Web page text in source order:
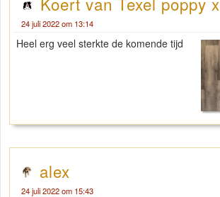
24 juli 2022 om 13:14
Heel erg veel sterkte de komende tijd
alex
24 juli 2022 om 15:43